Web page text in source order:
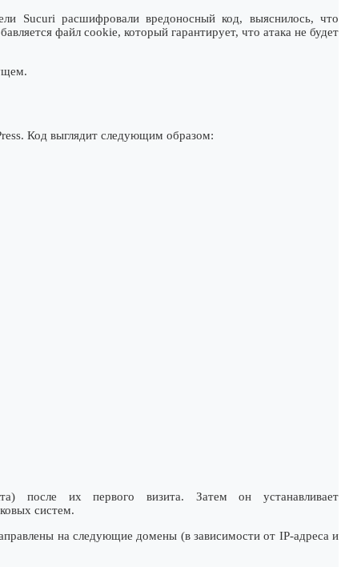
Sucuri расшифровали вредоносный код, выяснилось, что
файл cookie, который гарантирует, что атака не будет
Код выглядит следующим образом:
после их первого визита. Затем он устанавливает
систем.
на следующие домены (в зависимости от IP-адреса и